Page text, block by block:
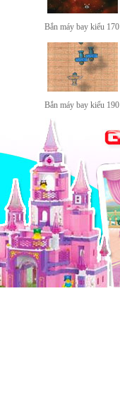
Bắn máy bay kiểu 170
Bắn máy bay kiểu 190